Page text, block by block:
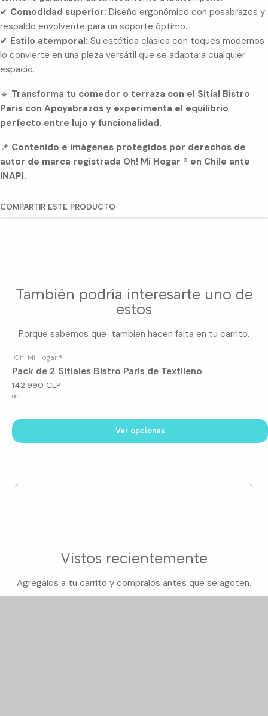
✔ Comodidad superior: Diseño ergonómico con posabrazos y
respaldo envolvente para un soporte óptimo.
✔ Estilo atemporal: Su estética clásica con toques modernos
lo convierte en una pieza versátil que se adapta a cualquier
espacio.
🔹 Transforma tu comedor o terraza con el Sitial Bistro
Paris con Apoyabrazos y experimenta el equilibrio
perfecto entre lujo y funcionalidad.
📌 Contenido e imágenes protegidos por derechos de
autor de marca registrada Oh! Mi Hogar ® en Chile ante
INAPI.
COMPARTIR ESTE PRODUCTO
También podría interesarte uno de
estos
Porque sabemos que tambien hacen falta en tu carrito.
|Oh! Mi Hogar ®
Pack de 2 Sitiales Bistro Paris de Textileno
142.990 CLP
Ver opciones
Vistos recientemente
Agregalos a tu carrito y compralos antes que se agoten.